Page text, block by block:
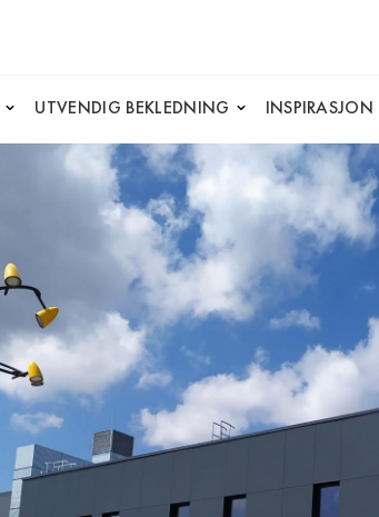
UTVENDIG BEKLEDNING INSPIRASJON